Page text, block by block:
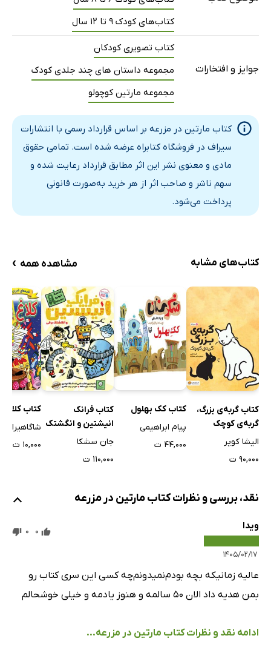
کتاب‌های کودک 9 تا 12 سال
جوایز و افتخارات
کتاب تصویری کودکان
مجموعه داستان های چند جلدی کودک
مجموعه مارتین کوچولو
کتاب مارتین در مزرعه بر اساس قرارداد رسمی با انتشارات
سیراف در فروشگاه کتابراه عرضه شده است. تمامی حقوق
مادی و معنوی نشر این اثر مطابق قرارداد رعایت شده و
سهم ناشر و صاحب اثر از هر خرید به‌صورت قانونی
پرداخت می‌شود.
کتاب‌های مشابه مشاهده همه ›
کتاب گربه‌ی بزرگ،
گربه‌ی کوچک
الیشا کوپر
۹۰,۰۰۰ ت
کتاب کک بهلول
پیام ابراهیمی
۴۴,۰۰۰ ت
کتاب فرانک
انیشتین و انگشتک
برقی
جان سشکا
۱۱۰,۰۰۰ ت
کتاب کلاغ
شاگاهیراتا
۱۰,۰۰۰ ت
نقد، بررسی و نظرات کتاب مارتین در مزرعه
ویدا
۱۴۰۵/۰۲/۱۷
0
0
عالیه‌ زمانیکه بچه بودم‌نمیدونم‌چه کسی این سری کتاب رو
بمن هدیه داد الان ۵۰ سالمه و هنوز یادمه و خیلی خوشحالم
ادامه نقد و نظرات کتاب مارتین در مزرعه...